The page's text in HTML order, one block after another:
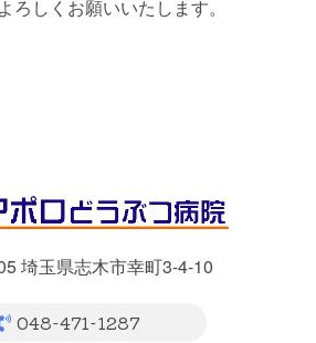
ろしくお願いいたします。
埼玉県志木市幸町3-4-10
048-471-1287